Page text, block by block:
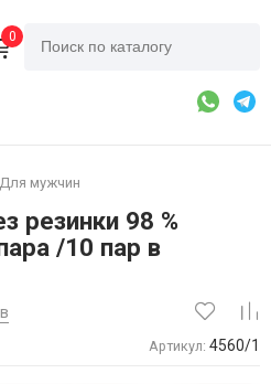
0
Для мужчин
резинки 98 %
/10 пар в
Артикул: 4560/1